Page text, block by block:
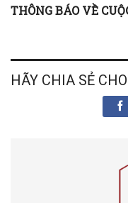
THÔNG BÁO VỀ
HÃY CHIA SẺ